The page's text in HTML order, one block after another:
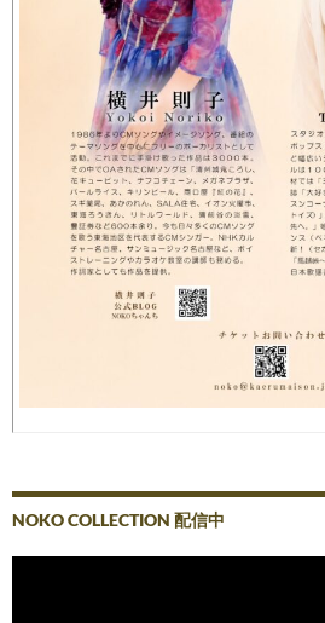
NOKO COLLECTION 配信中